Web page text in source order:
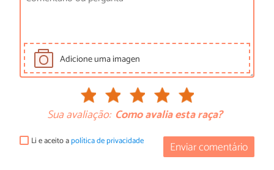
Adicione uma imagen
Sua avaliação: Como avalia esta raça?
Enviar comentário
Li e aceito apolítica de privacidade